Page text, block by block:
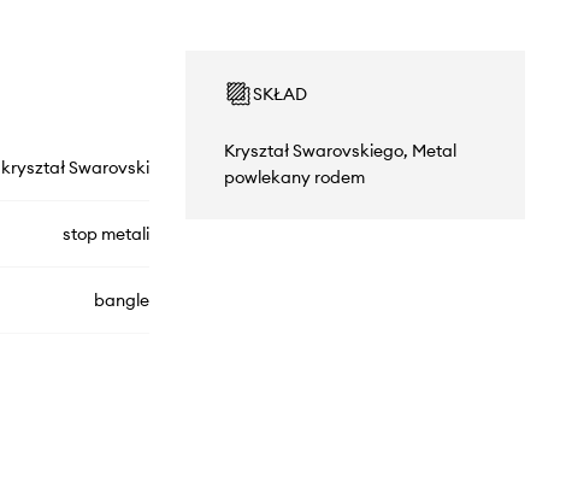
kryształ Swarovski
stop metali
bangle
SKŁAD
Kryształ Swarovskiego, Metal
powlekany rodem